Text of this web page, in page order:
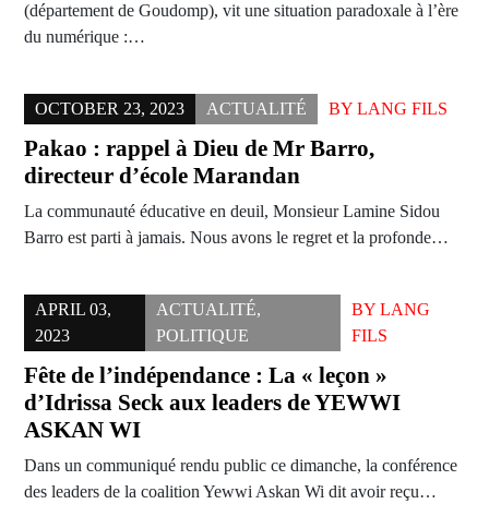
(département de Goudomp), vit une situation paradoxale à l’ère
du numérique :…
OCTOBER 23, 2023 ACTUALITÉ BY LANG FILS
Pakao : rappel à Dieu de Mr Barro,
directeur d’école Marandan
La communauté éducative en deuil, Monsieur Lamine Sidou
Barro est parti à jamais. Nous avons le regret et la profonde…
APRIL 03,
2023
ACTUALITÉ,
POLITIQUE
BYLANG
FILS
Fête de l’indépendance : La « leçon »
d’Idrissa Seck aux leaders de YEWWI
ASKAN WI
Dans un communiqué rendu public ce dimanche, la conférence
des leaders de la coalition Yewwi Askan Wi dit avoir reçu…